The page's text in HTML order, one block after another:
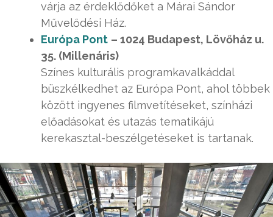
várja az érdeklődőket a Márai Sándor
Művelődési Ház.
Európa Pont – 1024 Budapest, Lövőház u.
35. (Millenáris)
Színes kulturális programkavalkáddal
büszkélkedhet az Európa Pont, ahol többek
között ingyenes filmvetítéseket, színházi
előadásokat és utazás tematikájú
kerekasztal-beszélgetéseket is tartanak.